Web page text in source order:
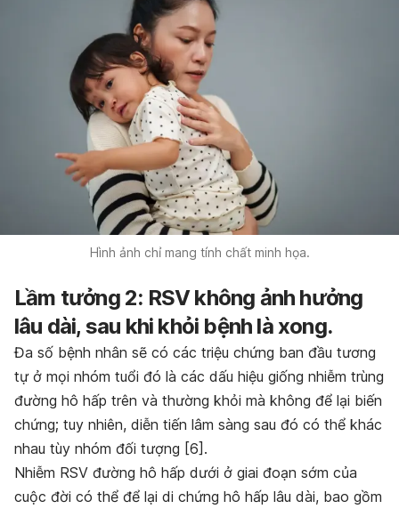
Hình ảnh chỉ mang tính chất minh họa.
Lầm tưởng 2: RSV không ảnh hưởng
lâu dài, sau khi khỏi bệnh là xong.
Đa số bệnh nhân sẽ có các triệu chứng ban đầu tương
tự ở mọi nhóm tuổi đó là các dấu hiệu giống nhiễm trùng
đường hô hấp trên và thường khỏi mà không để lại biến
chứng; tuy nhiên, diễn tiến lâm sàng sau đó có thể khác
nhau tùy nhóm đối tượng [6].
Nhiễm RSV đường hô hấp dưới ở giai đoạn sớm của
cuộc đời có thể để lại di chứng hô hấp lâu dài, bao gồm